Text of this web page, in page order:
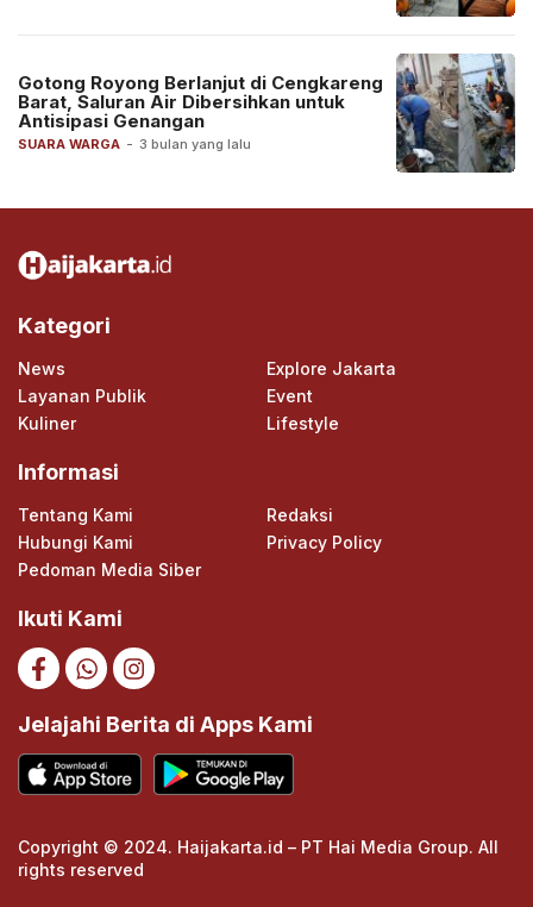
SUARA WARGA - 3 bulan yang lalu
Gotong Royong Berlanjut di Cengkareng
Barat, Saluran Air Dibersihkan untuk
Antisipasi Genangan
Kategori
News
Explore Jakarta
Layanan Publik
Event
Kuliner
Lifestyle
Informasi
Tentang Kami
Redaksi
Hubungi Kami
Privacy Policy
Pedoman Media Siber
Ikuti Kami
Jelajahi Berita di Apps Kami
Copyright © 2024. Haijakarta.id – PT Hai Media Group. All
rights reserved